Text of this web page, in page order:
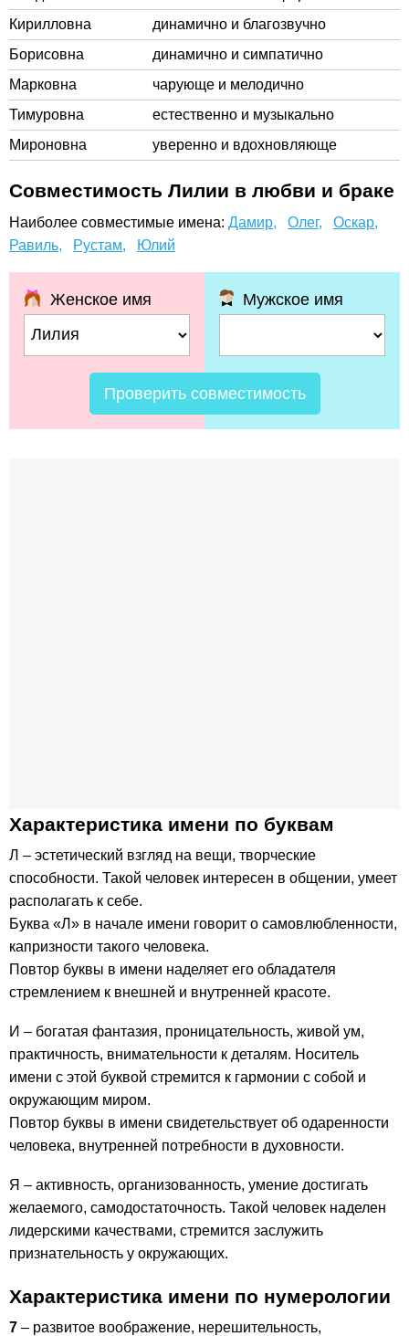
Кирилловна
динамично и благозвучно
Борисовна
динамично и симпатично
Марковна
чарующе и мелодично
Тимуровна
естественно и музыкально
Мироновна
уверенно и вдохновляюще
Совместимость Лилии в любви и браке
Наиболее совместимые имена: Дамир, Олег,
Оскар,
Равиль,
Рустам, Юлий
Женское имя Мужское имя
Проверить совместимость
Характеристика имени по буквам
Л – эстетический взгляд на вещи, творческие
способности. Такой человек интересен в общении, умеет
располагать к себе.
Буква «Л» в начале имени говорит о самовлюбленности,
капризности такого человека.
Повтор буквы в имени наделяет его обладателя
стремлением к внешней и внутренней красоте.
И – богатая фантазия, проницательность, живой ум,
практичность, внимательности к деталям. Носитель
имени с этой буквой стремится к гармонии с собой и
окружающим миром.
Повтор буквы в имени свидетельствует об одаренности
человека, внутренней потребности в духовности.
Я – активность, организованность, умение достигать
желаемого, самодостаточность. Такой человек наделен
лидерскими качествами, стремится заслужить
признательность у окружающих.
Характеристика имени по нумерологии
7 – развитое воображение, нерешительность,